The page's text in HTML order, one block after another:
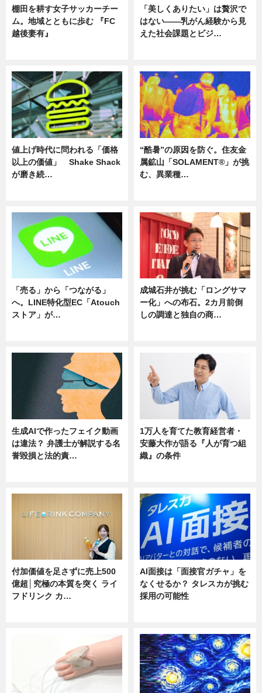
棚田を耕す女子サッカーチー
ム。地域とともに歩む 『FC
越後妻有』
「美しくありたい」は贅沢で
はない――乳がん経験から見
えた社会課題とビジ…
値上げ時代に問われる「価格
以上の価値」 Shake Shack
が磨き続…
“酷暑”の原因を防ぐ。住友金
属鉱山「SOLAMENT®」が挑
む、異業種…
「売る」から「つながる」
へ。LINE特化型EC「Atouch
ストア」が…
成城石井が挑む「ロングサマ
ー化」への布石。2カ月前倒
しの調達と独自の商…
生成AIで作ったフェイク動画
は違法？ 弁護士が解説する名
誉毀損と法的責…
1万人を育てた教育経営者・
安藤大作が語る『人が育つ組
織』の条件
付加価値を足さずに売上500
億超│究極の本質を突く ライ
フドリンク カ…
AI面接は「面接官ガチャ」を
なくせるか？ タレスカが挑む
採用の可能性